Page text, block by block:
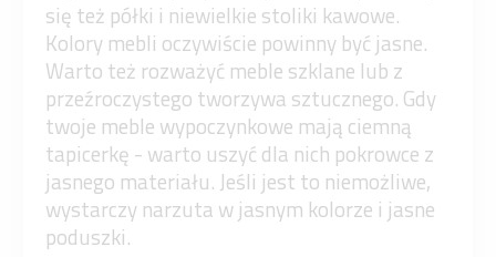
się też półki i niewielkie stoliki kawowe.
Kolory mebli oczywiście powinny być jasne.
Warto też rozważyć meble szklane lub z
przeźroczystego tworzywa sztucznego. Gdy
twoje meble wypoczynkowe mają ciemną
tapicerkę - warto uszyć dla nich pokrowce z
jasnego materiału. Jeśli jest to niemożliwe,
wystarczy narzuta w jasnym kolorze i jasne
poduszki.